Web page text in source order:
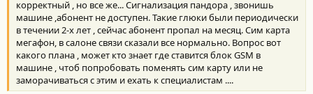
:
корректный , но все же... Сигнализация пандора , звонишь
машине ,абонент не доступен. Такие глюки были периодически
в течении 2-х лет , сейчас абонент пропал на месяц. Сим карта
мегафон, в салоне связи сказали все нормально. Вопрос вот
какого плана , может кто знает где ставится блок GSM в
машине , чтоб попробовать поменять сим карту или не
заморачиваться с этим и ехать к специалистам ....